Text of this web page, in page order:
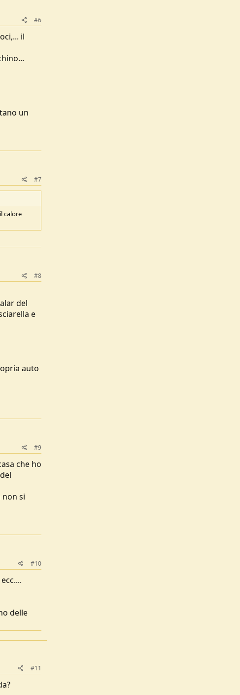
#6
il
un
#7
calore
#8
del
e
auto
#9
che ho
non si
#10
delle
#11